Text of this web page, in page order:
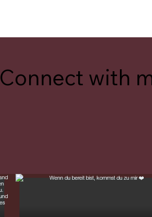
Connect with